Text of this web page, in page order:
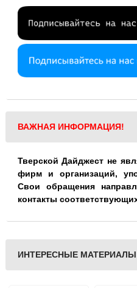
ВАЖНАЯ ИНФОРМАЦИЯ!
Тверской Дайджест не
фирм и организаций,
Свои обращения
контакты
ИНТЕРЕСНЫЕ МАТЕРИАЛЫ